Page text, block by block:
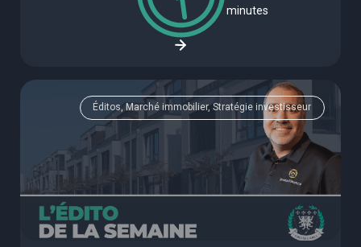
minutes
Éditos, Marché immobilier, Stratégie investisseur